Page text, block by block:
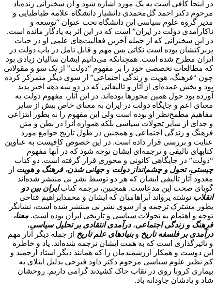
در اینجا کافی است به یک مورد اشاره شود و آن سخنرانی زنده‌یاد
مرحوم دکتر احمد گل‌محمدی دانشیار دانشگاه علامه طباطبایی و
مدیر گروه علوم سیاسی این دانشگاه تحت عنوان “توسعه و
ناکارآمدی دولت در ایران” است که در این اثر به یادگار مانده است.
در این سخنرانی که از جمله آخرین فعالیت‌های علمی او در حیات
پربرکتشان بوده است نکاتی بس مهم و قابل تامل در باب دولت در
ایران مطرح شده است. همچنانکه می‌دانیم ایشان سالیان زیادی بود
که مطالعات تخصصی خود را بر مفهوم “دولت” از یک سو و مقولاتی
چون “فرهنگ، هویت و زندگی اجتماعی” از سوی دیگر متمرکز کرده
بود و بخش عمده‌ای از آثار و تالیفاتی که در دو سه دهه اخیر پدید
آورده بود حول همین محورها بوده‌اند. در این آثار، مفهوم دولت به
معنای اعم و جایگاه دولت در ایران به معنای خاص بیش از سایر
مفاهیم مطمح‌نظر او بوده است ولی این مفهوم را نه بطور انتزاعی
و جدای از سایر تحولات سیاسی بلکه همواره آنرا در بطن و متن
فرهنگ و زندگی اجتماعی و همچنین در طول تاریخ جوامع مورد
عنایت و بررسی قرار داده است. در این خصوص کافیست به عناوین
کتابهای تالیفی و ترجمه‌ای ایشان توجه شود که در آنها مفهوم
“دولت” در جایگاهی کانونی و محوری قرار گرفته است. دو کتاب
چیستی، تحول و چشم‌انداز دولت وجهانی شدن، فرهنگ و هویت از
معدود آثار تالیفی ایشان که هر دو توسط نشر نی منتشر شده‌اند
گویای صحت این مدعاست. همچنین، ترجمه کتابایران بین دو
انقلاب نوشته یرواند آبراهامیان که ایشان و محمدابراهیم فتاحی
بطور مشترک ترجمه و از سوی نشر نی منتشر شده است، نشانگر
توجه و اهتمام به تحولات سیاسی و تاریخی ایران بوده است. معنا،
فرهنگ و زندگی اجتماعی،درآمدی انتقادی بر تحلیل سیاسی،
درآمدی بر فلسفه تاریخ وبنیادهای علم تاریخ
از جمله دیگر آثار مهم
و تاثیرگذاری است که به همت ایشان ترجمه شده‌اند. یاد و خاطره
این دوست و همکار ارزشمندمان را که همانند دیگر استاد ارجمند و
کم نظیر علوم سیاسی مرحوم دکتر داود فیرحی بدلیل ابتلای به
بیماری کرونا روی در نقاب خاک کشیدند گرامی داریم. روحشان
شاد و یادشان جاودانه باد.